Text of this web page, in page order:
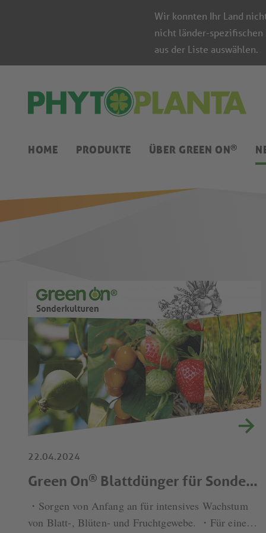
Wir konnten Ihr Land
nicht länder-spezifischen
aus der Liste auswählen.
HOME PRODUKTE ÜBER GREEN ON®
22.04.2024
Green On® Blattdünger für Sonderkulturen
・Sorgen von Anfang an für intensives Wachstum
von Blatt-, Blüten- und Fruchtgewebe. ・Für eine